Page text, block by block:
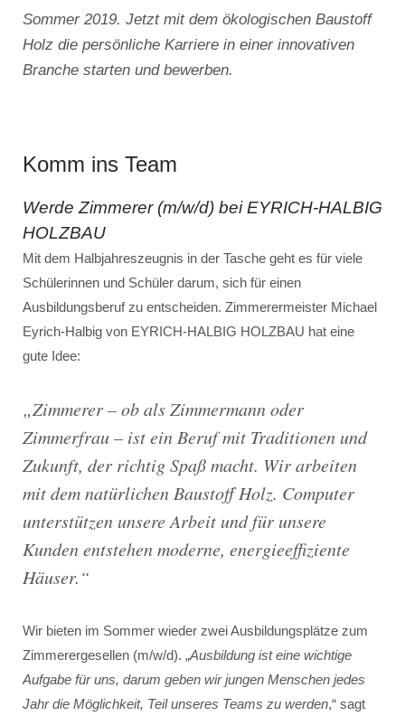
Sommer 2019. Jetzt mit dem ökologischen Baustoff
Holz die persönliche Karriere in einer innovativen
Branche starten und bewerben.
Komm ins Team
Werde Zimmerer (m/w/d) bei EYRICH-HALBIG
HOLZBAU
Mit dem Halbjahreszeugnis in der Tasche geht es für viele
Schülerinnen und Schüler darum, sich für einen
Ausbildungsberuf zu entscheiden. Zimmerermeister Michael
Eyrich-Halbig von EYRICH-HALBIG HOLZBAU hat eine
gute Idee:
„Zimmerer – ob als Zimmermann oder
Zimmerfrau – ist ein Beruf mit Traditionen und
Zukunft, der richtig Spaß macht. Wir arbeiten
mit dem natürlichen Baustoff Holz. Computer
unterstützen unsere Arbeit und für unsere
Kunden entstehen moderne, energieeffiziente
Häuser.“
Wir bieten im Sommer wieder zwei Ausbildungsplätze zum
Zimmerergesellen (m/w/d). „Ausbildung ist eine wichtige
Aufgabe für uns, darum geben wir jungen Menschen jedes
Jahr die Möglichkeit, Teil unseres Teams zu werden,“ sagt